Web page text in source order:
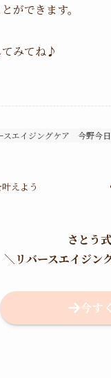
ができます。
みてね♪
スエイジングケア 今野今
えよう
さとう
＼リバースエイジン
今す